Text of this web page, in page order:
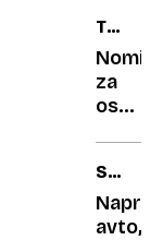
za
oskarja
zaradi
izjav
IKONA
avto,